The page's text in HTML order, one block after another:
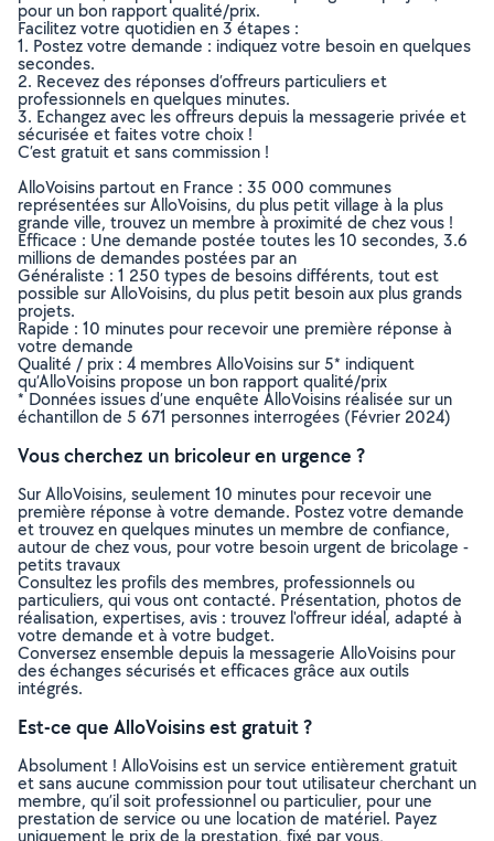
pour un bon rapport qualité/prix.
Facilitez votre quotidien en 3 étapes :
1. Postez votre demande : indiquez votre besoin en quelques
secondes.
2. Recevez des réponses d’offreurs particuliers et
professionnels en quelques minutes.
3. Echangez avec les offreurs depuis la messagerie privée et
sécurisée et faites votre choix !
C’est gratuit et sans commission !
AlloVoisins partout en France : 35 000 communes
représentées sur AlloVoisins, du plus petit village à la plus
grande ville, trouvez un membre à proximité de chez vous !
Efficace : Une demande postée toutes les 10 secondes, 3.6
millions de demandes postées par an
Généraliste : 1 250 types de besoins différents, tout est
possible sur AlloVoisins, du plus petit besoin aux plus grands
projets.
Rapide : 10 minutes pour recevoir une première réponse à
votre demande
Qualité / prix : 4 membres AlloVoisins sur 5* indiquent
qu’AlloVoisins propose un bon rapport qualité/prix
* Données issues d’une enquête AlloVoisins réalisée sur un
échantillon de 5 671 personnes interrogées (Février 2024)
Vous cherchez un bricoleur en urgence ?
Sur AlloVoisins, seulement 10 minutes pour recevoir une
première réponse à votre demande. Postez votre demande
et trouvez en quelques minutes un membre de confiance,
autour de chez vous, pour votre besoin urgent de bricolage -
petits travaux
Consultez les profils des membres, professionnels ou
particuliers, qui vous ont contacté. Présentation, photos de
réalisation, expertises, avis : trouvez l'offreur idéal, adapté à
votre demande et à votre budget.
Conversez ensemble depuis la messagerie AlloVoisins pour
des échanges sécurisés et efficaces grâce aux outils
intégrés.
Est-ce que AlloVoisins est gratuit ?
Absolument ! AlloVoisins est un service entièrement gratuit
et sans aucune commission pour tout utilisateur cherchant un
membre, qu’il soit professionnel ou particulier, pour une
prestation de service ou une location de matériel. Payez
uniquement le prix de la prestation, fixé par vous,